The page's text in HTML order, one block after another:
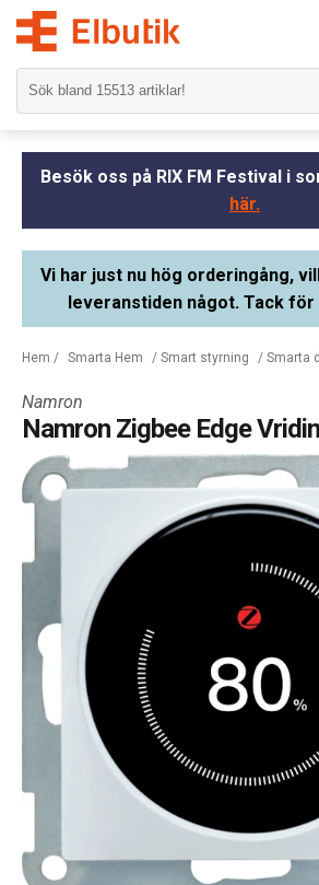
Besök oss på RIX FM Festival i
här.
Vi har just nu hög orderingång,
leveranstiden något. Tack för
Hem / Smarta Hem / Smart styrning / Smarta
Namron
Namron Zigbee Edge